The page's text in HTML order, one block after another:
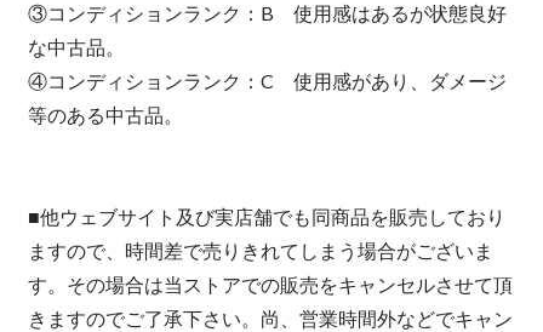
③コンディションランク：B 使用感はあるが状態良好
な中古品。
④コンディションランク：C 使用感があり、ダメージ
等のある中古品。
■他ウェブサイト及び実店舗でも同商品を販売しており
ますので、時間差で売りきれてしまう場合がございま
す。その場合は当ストアでの販売をキャンセルさせて頂
きますのでご了承下さい。尚、営業時間外などでキャン